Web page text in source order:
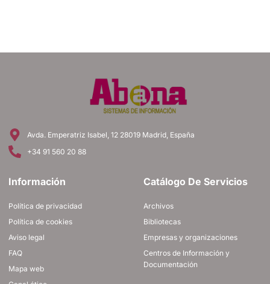
Avda. Emperatriz Isabel, 12 28019 Madrid, España
+34 91 560 20 88
Información
Política de privacidad
Política de cookies
Aviso legal
FAQ
Mapa web
Catálogo De Servicios
Archivos
Bibliotecas
Empresas y organizaciones
Centros de Información y
Documentación